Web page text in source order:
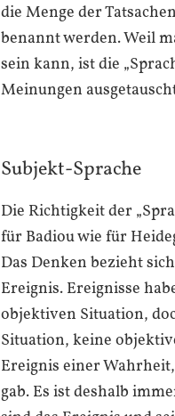
die Menge der
benannt werden. Weil
sein kann, ist die
Meinungen
Subjekt-Sprache
Die Richtigkeit der
für Badiou wie für
Das Denken bezieht
Ereignis. Ereignisse
objektiven Situation,
Situation, keine
Ereignis einer
gab. Es ist deshalb